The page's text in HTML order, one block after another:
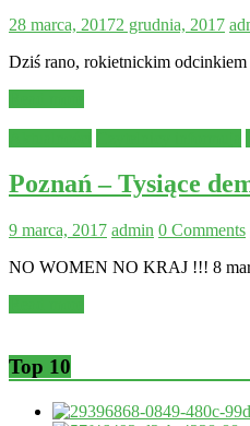
28 marca, 20172 grudnia, 2017
Dziś rano, rokietnickim odcinkiem
Poznań – Tysiące
9 marca, 2017 admin 0 Comments
NO WOMEN NO KRAJ !!! 8
Top 10